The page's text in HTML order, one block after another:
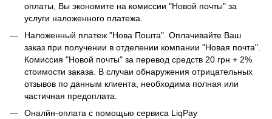
оплаты, Вы экономите на комиссии "Новой почты" за
услуги наложенного платежа.
Наложенный платеж "Нова Пошта". Оплачивайте Ваш
заказ при получении в отделении компании "Новая почта".
Комиссия "Новой почты" за перевод средств 20 грн + 2%
стоимости заказа. В случаи обнаружения отрицательных
отзывов по данным клиента, необходима полная или
частичная предоплата.
Оналйн-оплата с помощью сервиса LiqPay